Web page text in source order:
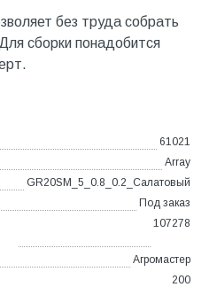
без труда собрать
сборки понадобится
61021
Array
GR20SM_5_0.8_0.2_Салатовый
Под заказ
107278
Агромастер
200